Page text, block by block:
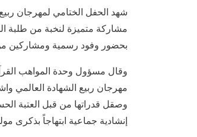
شهد الحفل الختامي لمهرجان
مشاركة متميزة لنخبة من طلبة
بحضور وفود رسمية ومشاركين
وقال مسؤول وحدة المواهب
مهرجان ربيع الشهادة العالمي
وصقل قدراتها من قبل العتبة
إنشادية جماعية ابتهاجاً بذكرى